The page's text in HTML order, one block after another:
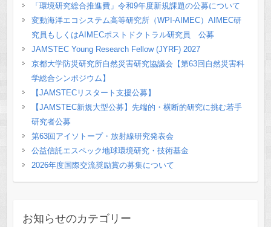
「環境研究総合推進費」令和9年度新規課題の公募について
変動海洋エコシステム高等研究所（WPI-AIMEC）AIMEC研
究員もしくはAIMECポストドクトラル研究員 公募
JAMSTEC Young Research Fellow (JYRF) 2027
京都大学防災研究所自然災害研究協議会【第63回自然災害科
学総合シンポジウム】
【JAMSTECリスタート支援公募】
【JAMSTEC新規大型公募】先端的・横断的研究に挑む若手
研究者公募
第63回アイソトープ・放射線研究発表会
公益信託エスペック地球環境研究・技術基金
2026年度国際交流奨励賞の募集について
お知らせのカテゴリー